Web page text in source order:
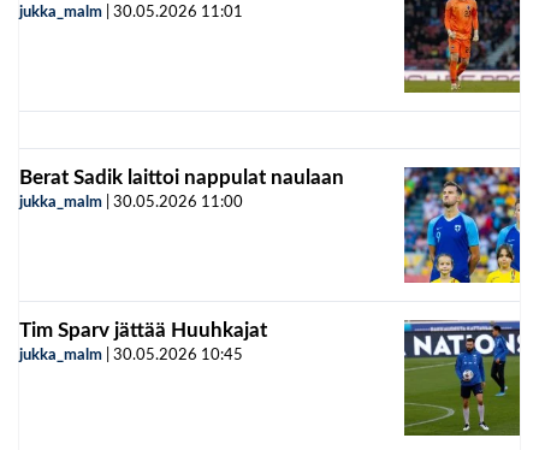
jukka_malm 30.05.2026 11:01
Berat Sadik laittoi nappulat naulaan
jukka_malm 30.05.2026 11:00
Tim Sparv jättää Huuhkajat
jukka_malm 30.05.2026 10:45